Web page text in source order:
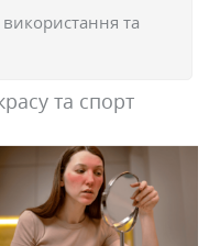
та
та спорт